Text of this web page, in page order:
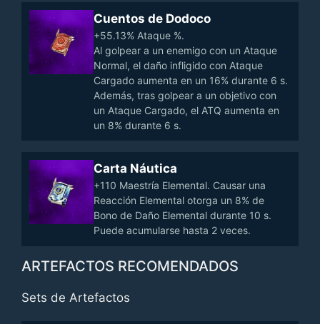
Cuentos de Dodoco
+55.13% Ataque %.
Al golpear a un enemigo con un Ataque
Normal, el daño infligido con Ataque
Cargado aumenta en un 16% durante 6 s.
Además, tras golpear a un objetivo con
un Ataque Cargado, el ATQ aumenta en
un 8% durante 6 s.
Carta Náutica
+110 Maestría Elemental. Causar una
Reacción Elemental otorga un 8% de
Bono de Daño Elemental durante 10 s.
Puede acumularse hasta 2 veces.
ARTEFACTOS RECOMENDADOS
Sets de Artefactos